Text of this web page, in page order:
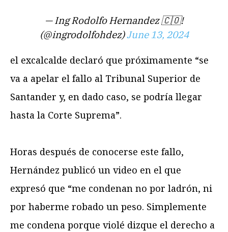
— Ing Rodolfo Hernandez 🇨🇴!
(@ingrodolfohdez)June 13, 2024
el excalcalde declaró que próximamente “se
va a apelar el fallo al Tribunal Superior de
Santander y, en dado caso, se podría llegar
hasta la Corte Suprema”.
Horas después de conocerse este fallo,
Hernández publicó un video en el que
expresó que “me condenan no por ladrón, ni
por haberme robado un peso. Simplemente
me condena porque violé dizque el derecho a